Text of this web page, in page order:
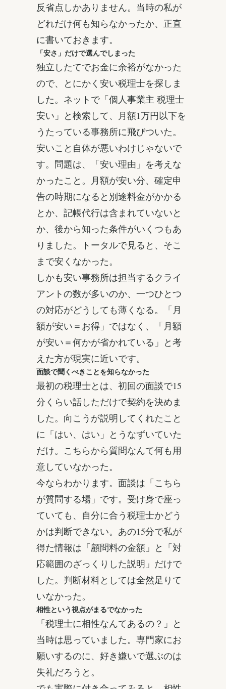
反省点しかありません。当時の私が
どれだけ何も知らなかったか、正直
に書いておきます。
「安さ」だけで選んでしまった
独立したてでお金に余裕がなかった
ので、とにかく安い税理士を探しま
した。ネットで「個人事業主 税理士
安い」と検索して、月額1万円以下を
うたっている事務所に飛びついた。
安いこと自体が悪いわけじゃないで
す。問題は、「安い理由」を考えな
かったこと。月額が安い分、確定申
告の時期になると別途料金がかかる
とか、記帳代行は含まれていないと
か、後から知った条件がいくつもあ
りました。トータルで見ると、そこ
まで安くなかった。
しかも安い事務所は担当するクライ
アントの数が多いのか、一つひとつ
の対応がどうしても薄くなる。「月
額が安い＝お得」ではなく、「月額
が安い＝何かが省かれている」と考
えた方が現実に近いです。
面談で聞くべきことを知らなかった
最初の税理士とは、初回の面談で15
分くらい話しただけで契約を決めま
した。向こうが説明してくれたこと
に「はい、はい」とうなずいていた
だけ。こちらから質問なんて何も用
意していなかった。
今ならわかります。面談は「こちら
が質問する場」です。受け身で座っ
ていても、自分に合う税理士かどう
かは判断できない。あの15分で私が
得た情報は「顧問料の金額」と「対
応範囲のざっくりした説明」だけで
した。判断材料としては全然足りて
いなかった。
相性という視点がまるでなかった
「税理士に相性なんてあるの？」と
当時は思っていました。専門家にお
願いするのに、好き嫌いで選ぶのは
失礼だろうと。